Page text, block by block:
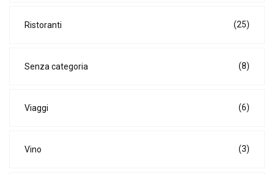
Ristoranti (25)
Senza categoria (8)
Viaggi (6)
Vino (3)